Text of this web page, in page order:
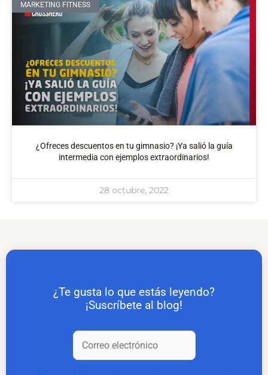
MARKETING FITNESS
¿Ofreces descuentos en tu gimnasio? ¡Ya salió la guía
intermedia con ejemplos extraordinarios!
28 octubre, 2022
¿Te gusta lo que estás leyendo?
¡Suscríbete al blog!